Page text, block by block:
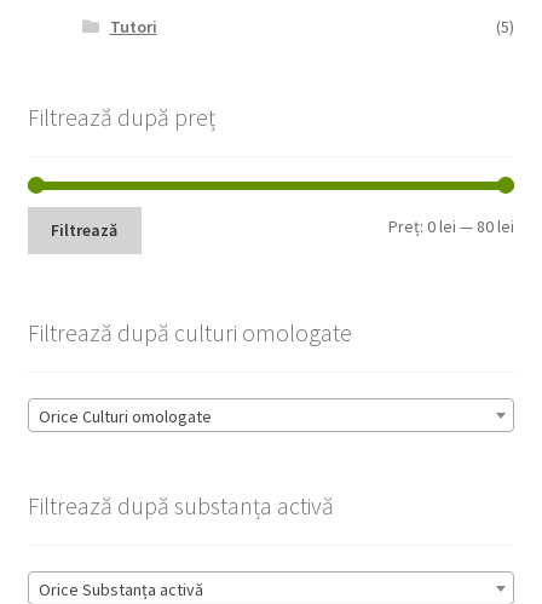
Tutori (5)
Filtrează după preț
Filtrează Preț:0 lei — 80 lei
Filtrează după culturi omologate
Orice Culturi omologate
Filtrează după substanța activă
Orice Substanța activă